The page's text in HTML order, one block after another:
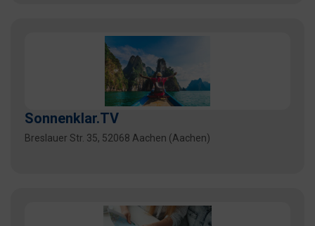
Sonnenklar.TV
Breslauer Str. 35, 52068 Aachen (Aachen)